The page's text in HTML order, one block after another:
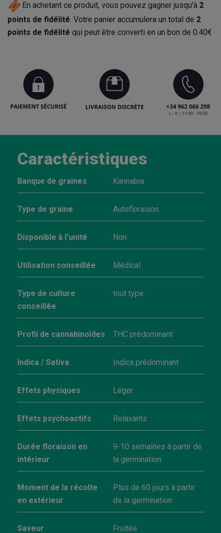
En achetant ce produit, vous pouvez gagner jusqu'à 2
points de fidélité. Votre panier accumulera un total de 2
points de fidélité qui peut être converti en un bon de 0.40€
Caractéristiques
Banque de graines Kannabia
Type de graine Autofloraison
Disponible à l'unité Non
Utilisation conseillée Médical
Type de culture
conseillée
tout type
Profil de cannabinoïdes THC prédominant
Indica / Sativa Indica prédominant
Effets physiques Léger
Effets psychoactifs Relaxants
Durée floraison en
intérieur
9-10 semaines à partir de
la germination
Moment de la récolte
en extérieur
Plus de 60 jours à partir
de la germination
Saveur Fruitée